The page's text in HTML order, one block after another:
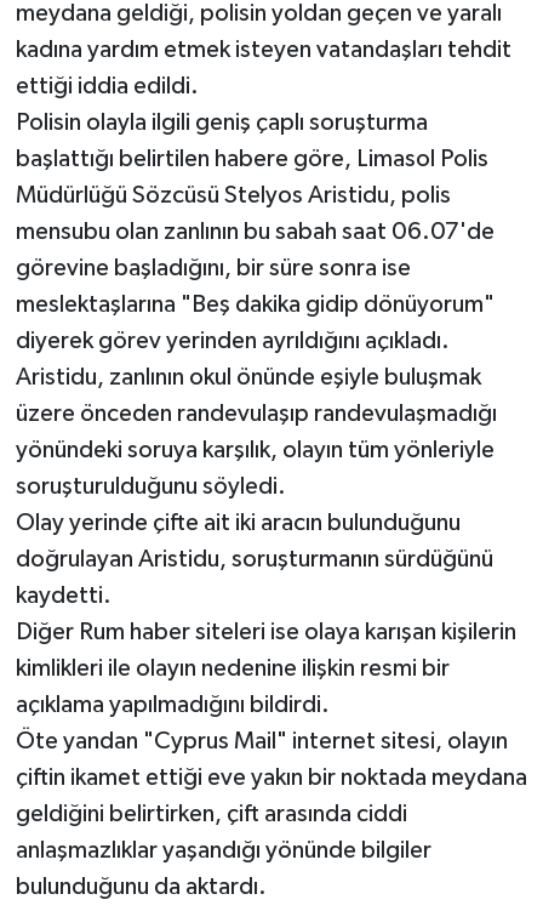
meydana geldiği, polisin yoldan geçen ve yaralı
kadına yardım etmek isteyen vatandaşları tehdit
ettiği iddia edildi.
Polisin olayla ilgili geniş çaplı soruşturma
başlattığı belirtilen habere göre, Limasol Polis
Müdürlüğü Sözcüsü Stelyos Aristidu, polis
mensubu olan zanlının bu sabah saat 06.07'de
görevine başladığını, bir süre sonra ise
meslektaşlarına "Beş dakika gidip dönüyorum"
diyerek görev yerinden ayrıldığını açıkladı.
Aristidu, zanlının okul önünde eşiyle buluşmak
üzere önceden randevulaşıp randevulaşmadığı
yönündeki soruya karşılık, olayın tüm yönleriyle
soruşturulduğunu söyledi.
Olay yerinde çifte ait iki aracın bulunduğunu
doğrulayan Aristidu, soruşturmanın sürdüğünü
kaydetti.
Diğer Rum haber siteleri ise olaya karışan kişilerin
kimlikleri ile olayın nedenine ilişkin resmi bir
açıklama yapılmadığını bildirdi.
Öte yandan "Cyprus Mail" internet sitesi, olayın
çiftin ikamet ettiği eve yakın bir noktada meydana
geldiğini belirtirken, çift arasında ciddi
anlaşmazlıklar yaşandığı yönünde bilgiler
bulunduğunu da aktardı.